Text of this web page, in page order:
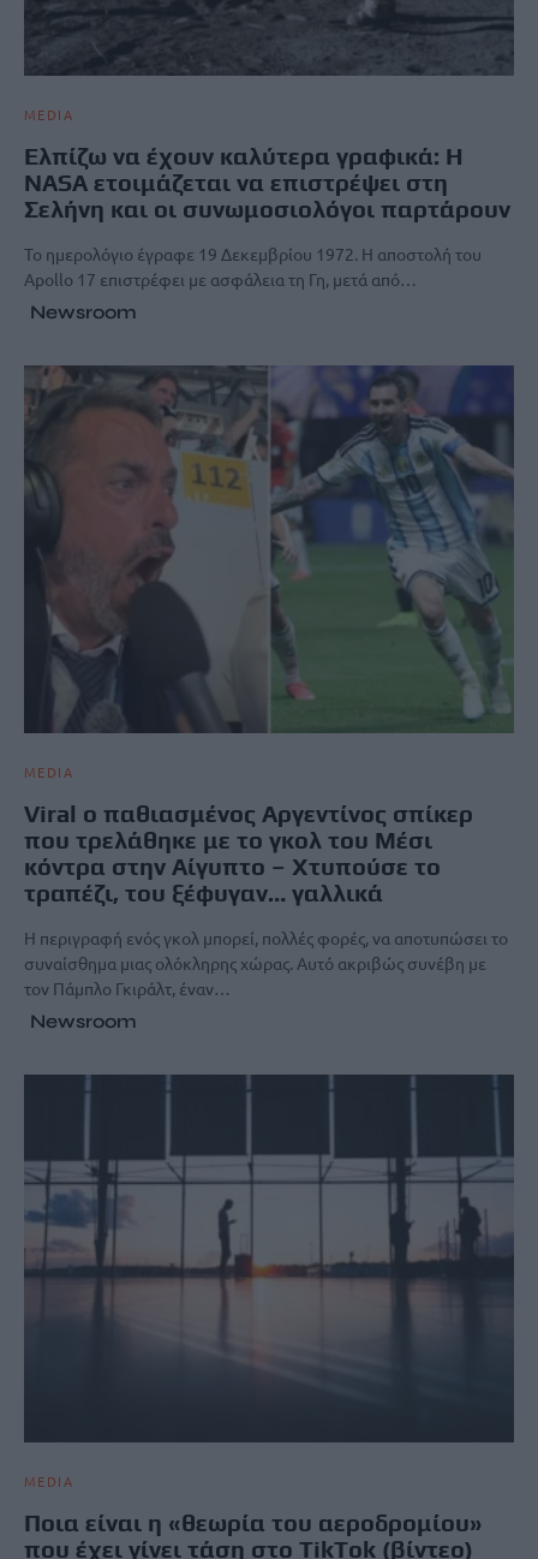
MEDIA
Ελπίζω να έχουν καλύτερα γραφικά: Η
NASA ετοιμάζεται να επιστρέψει στη
Σελήνη και οι συνωμοσιολόγοι παρτάρουν
Το ημερολόγιο έγραφε 19 Δεκεμβρίου 1972. Η αποστολή του
Apollo 17 επιστρέφει με ασφάλεια τη Γη, μετά από…
Newsroom
MEDIA
Viral ο παθιασμένος Αργεντίνος σπίκερ
που τρελάθηκε με το γκολ του Μέσι
κόντρα στην Αίγυπτο – Xτυπούσε το
τραπέζι, του ξέφυγαν… γαλλικά
Η περιγραφή ενός γκολ μπορεί, πολλές φορές, να αποτυπώσει το
συναίσθημα μιας ολόκληρης χώρας. Αυτό ακριβώς συνέβη με
τον Πάμπλο Γκιράλτ, έναν…
Newsroom
MEDIA
Ποια είναι η «θεωρία του αεροδρομίου»
που έχει γίνει τάση στο TikTok (βίντεο)